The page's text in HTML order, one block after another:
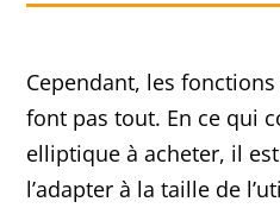
Cependant, les
font pas tout. En ce qui
elliptique à acheter, il
l’adapter à la taille de